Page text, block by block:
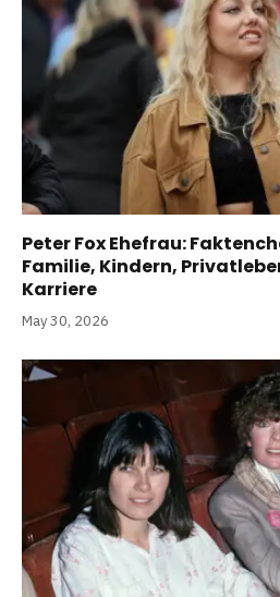
Peter Fox Ehefrau:
Familie, Kindern,
Karriere
May 30, 2026